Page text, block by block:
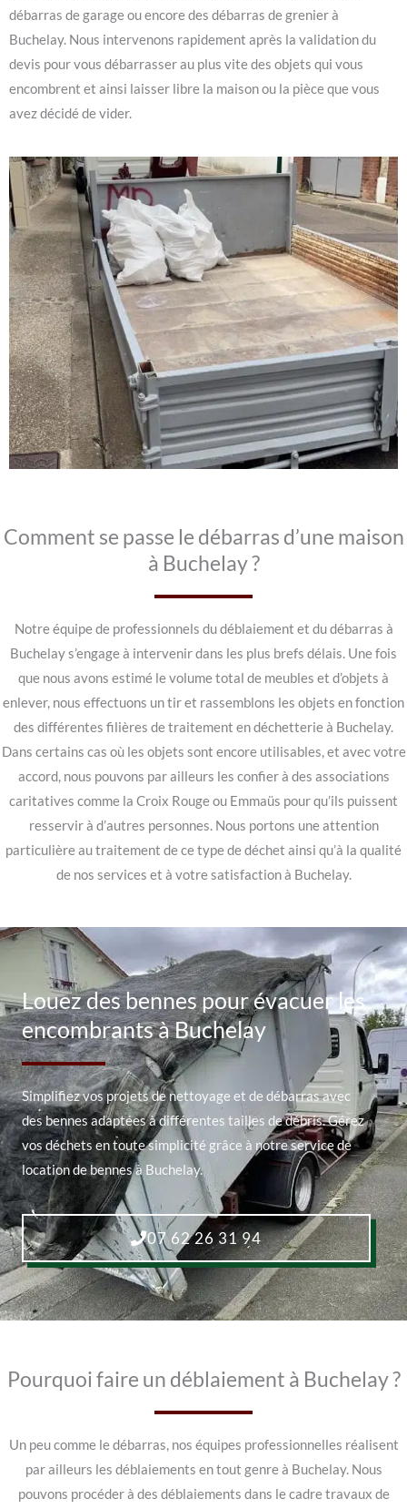
débarras de garage ou encore des débarras de grenier à
Buchelay. Nous intervenons rapidement après la validation du
devis pour vous débarrasser au plus vite des objets qui vous
encombrent et ainsi laisser libre la maison ou la pièce que vous
avez décidé de vider.
Comment se passe le débarras d’une maison
à Buchelay ?
Notre équipe de professionnels du déblaiement et du débarras à
Buchelay s’engage à intervenir dans les plus brefs délais. Une fois
que nous avons estimé le volume total de meubles et d’objets à
enlever, nous effectuons un tir et rassemblons les objets en fonction
des différentes filières de traitement en déchetterie à Buchelay.
Dans certains cas où les objets sont encore utilisables, et avec votre
accord, nous pouvons par ailleurs les confier à des associations
caritatives comme la Croix Rouge ou Emmaüs pour qu’ils puissent
resservir à d’autres personnes. Nous portons une attention
particulière au traitement de ce type de déchet ainsi qu’à la qualité
de nos services et à votre satisfaction à Buchelay.
Louez des bennes pour évacuer les
encombrants à Buchelay
Simplifiez vos projets de nettoyage et de débarras avec
des bennes adaptées à différentes tailles de débris. Gérez
vos déchets en toute simplicité grâce à notre service de
location de bennes à Buchelay.
07 62 26 31 94
Pourquoi faire un déblaiement à Buchelay ?
Un peu comme le débarras, nos équipes professionnelles réalisent
par ailleurs les déblaiements en tout genre à Buchelay. Nous
pouvons procéder à des déblaiements dans le cadre travaux de